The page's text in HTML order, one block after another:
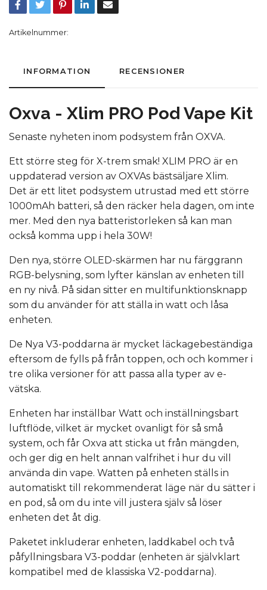
Artikelnummer:
INFORMATION RECENSIONER
Oxva - Xlim PRO Pod Vape Kit
Senaste nyheten inom podsystem från OXVA.
Ett större steg för X-trem smak! XLIM PRO är en
uppdaterad version av OXVAs bästsäljare Xlim.
Det är ett litet podsystem utrustad med ett större
1000mAh batteri, så den räcker hela dagen, om inte
mer. Med den nya batteristorleken så kan man
också komma upp i hela 30W!
Den nya, större OLED-skärmen har nu färggrann
RGB-belysning, som lyfter känslan av enheten till
en ny nivå. På sidan sitter en multifunktionsknapp
som du använder för att ställa in watt och låsa
enheten.
De Nya V3-poddarna är mycket läckagebeständiga
eftersom de fylls på från toppen, och och kommer i
tre olika versioner för att passa alla typer av e-
vätska.
Enheten har inställbar Watt och inställningsbart
luftflöde, vilket är mycket ovanligt för så små
system, och får Oxva att sticka ut från mängden,
och ger dig en helt annan valfrihet i hur du vill
använda din vape. Watten på enheten ställs in
automatiskt till rekommenderat läge när du sätter i
en pod, så om du inte vill justera själv så löser
enheten det åt dig.
Paketet inkluderar enheten, laddkabel och två
påfyllningsbara V3-poddar (enheten är självklart
kompatibel med de klassiska V2-poddarna).